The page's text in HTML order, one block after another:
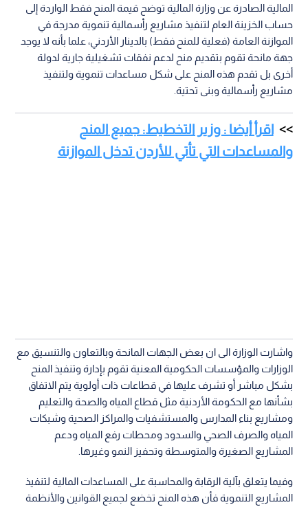
المالية الصادرة عن وزارة المالية توضح قيمة المنح فقط الواردة إلى
حساب الخزينة العام لتنفيذ مشاريع رأسمالية تنموية مدرجة في
الموازنة العامة (فعلية للمنح فقط) بالدينار الأردني، علما بأنه لا يوجد
جهة مانحة تقوم بتقديم منح لدعم نفقات تشغيلية جارية لدولة
أخرى بل تقدم هذه المنح على شكل مساعدات تنموية ولتنفيذ
مشاريع رأسمالية وبنى تحتية.
اقرأ أيضا : وزير التخطيط: جميع المنح
والمساعدات التي تأتي للأردن تدخل الموازنة
واشارت الوزارة الى ان بعض الجهات المانحة وبالتعاون والتنسيق مع
الوزارات والمؤسسات الحكومية المعنية تقوم بإدارة وتنفيذ المنح
بشكل مباشر أو تشرف عليها في قطاعات ذات أولوية يتم الاتفاق
بشأنها مع الحكومة الأردنية مثل قطاع المياه والصحة والتعليم
ومشاريع بناء المدارس والمستشفيات والمراكز الصحية وشبكات
المياه والصرف الصحي والسدود ومحطات رفع المياه ودعم
المشاريع الصغيرة والمتوسطة وتحفيز النمو وغيرها.
وفيما يتعلق بآلية الرقابة والمحاسبة على المساعدات المالية لتنفيذ
المشاريع التنموية فأن هذه المنح تخضع لجميع القوانين والأنظمة